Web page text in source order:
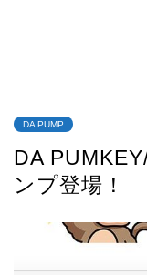
DA PUMP
DA
ンプ登場！